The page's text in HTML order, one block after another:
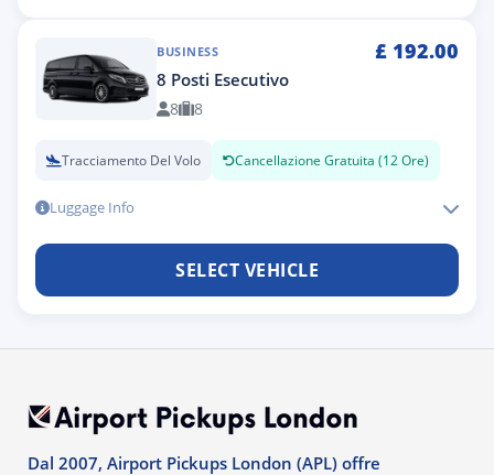
BUSINESS £ 192.00
8 Posti Esecutivo
8 8
Tracciamento Del Volo Cancellazione Gratuita (12 Ore)
Luggage Info
SELECT VEHICLE
Dal 2007, Airport Pickups London (APL) offre